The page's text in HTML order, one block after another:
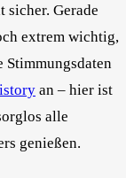
sicher. Gerade
extrem wichtig,
an – hier ist
alle
genießen.